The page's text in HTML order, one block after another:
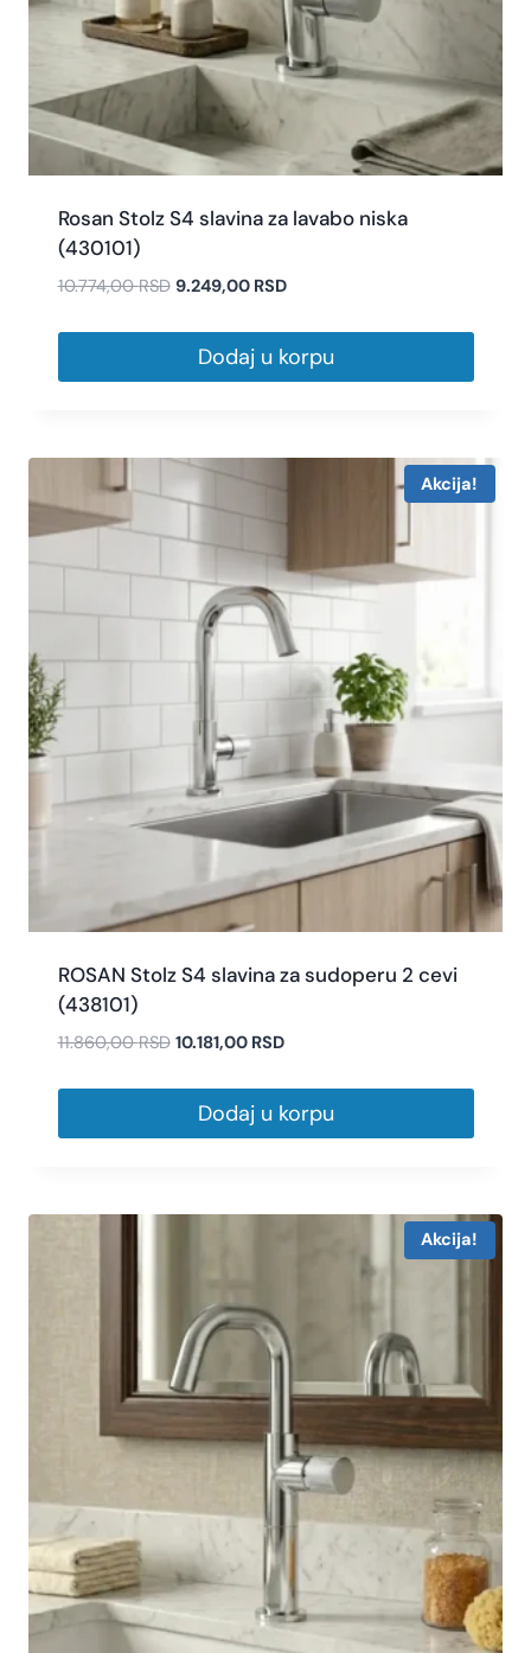
Rosan Stolz S4 slavina za lavabo niska
(430101)
10.774,00RSD 9.249,00 RSD
Dodaj u korpu
Akcija!
ROSAN Stolz S4 slavina za sudoperu 2 cevi
(438101)
11.860,00RSD 10.181,00 RSD
Dodaj u korpu
Akcija!